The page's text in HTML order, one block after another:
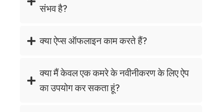
संभव है?
क्या ऐप्स ऑफलाइन काम करते हैं?
क्या मैं केवल एक कमरे के नवीनीकरण के लिए ऐप
का उपयोग कर सकता हूं?